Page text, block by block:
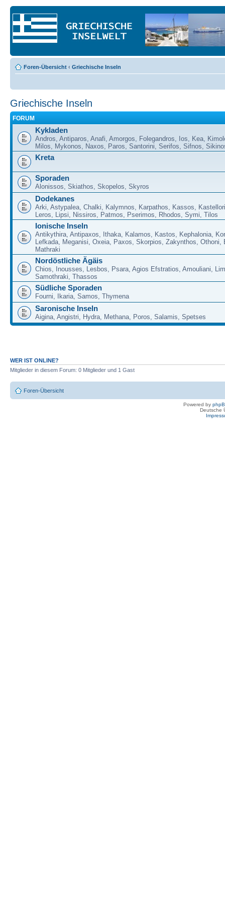
Foren-Übersicht ‹ Griechische Inseln
Griechische Inseln
FORUM
Kykladen
Andros, Antiparos, Anafi, Amorgos, Folegandros, Ios, Kea,
Milos, Mykonos, Naxos, Paros, Santorini, Serifos, Sifnos,
Kreta
Sporaden
Alonissos, Skiathos, Skopelos, Skyros
Dodekanes
Arki, Astypalea, Chalki, Kalymnos, Karpathos, Kassos,
Leros, Lipsi, Nissiros, Patmos, Pserimos, Rhodos, Symi, Tilos
Ionische Inseln
Antikythira, Antipaxos, Ithaka, Kalamos, Kastos, Kephalonia,
Lefkada, Meganisi, Oxeia, Paxos, Skorpios, Zakynthos, Othoni,
Mathraki
Nordöstliche Ägäis
Chios, Inousses, Lesbos, Psara, Agios Efstratios, Amouliani,
Samothraki, Thassos
Südliche Sporaden
Fourni, Ikaria, Samos, Thymena
Saronische Inseln
Aigina, Angistri, Hydra, Methana, Poros, Salamis, Spetses
WER IST ONLINE?
Mitglieder in diesem Forum: 0 Mitglieder und 1 Gast
Foren-Übersicht
Powered by
Deutsche